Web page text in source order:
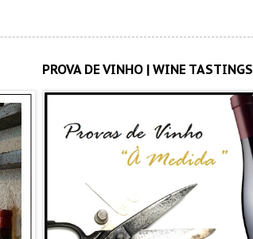
PROVA DE VINHO | WINE TASTINGS